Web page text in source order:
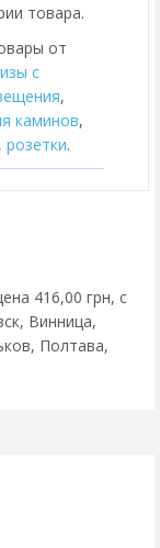
товара.
от
с
,
каминов,
, розетки.
416,00 грн, с
Винница,
Полтава,